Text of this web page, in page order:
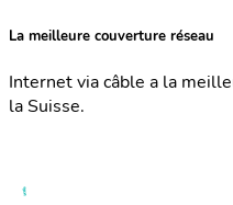
La meilleure couverture réseau
Internet via câble a la
la Suisse.